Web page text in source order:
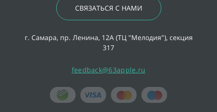
СВЯЗАТЬСЯ С НАМИ
г. Самара, пр. Ленина, 12А (ТЦ "Мелодия"), секция
317
feedback@63apple.ru